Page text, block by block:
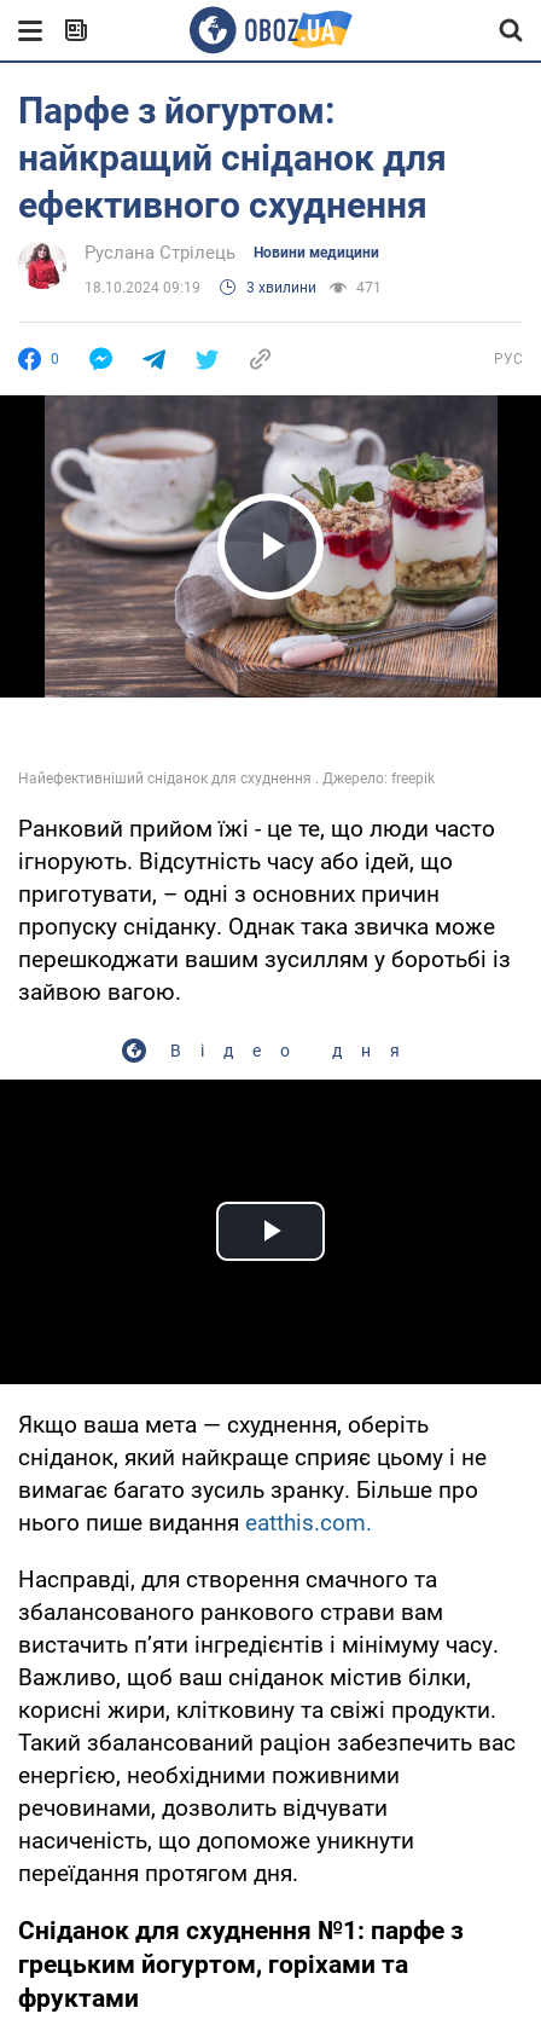
Парфе з йогуртом:
найкращий сніданок для
ефективного схуднення
Руслана Стрілець Новини медицини
18.10.2024 09:19 3 хвилини 471
0 РУС
Play Video
Ранковий прийом їжі - це те, що люди часто
ігнорують. Відсутність часу або ідей, що
приготувати, – одні з основних причин
пропуску сніданку. Однак така звичка може
перешкоджати вашим зусиллям у боротьбі із
зайвою вагою.
Відео дня
Play Video
Якщо ваша мета — схуднення, оберіть
сніданок, який найкраще сприяє цьому і не
вимагає багато зусиль зранку. Більше про
нього пише видання eatthis.com.
Насправді, для створення смачного та
збалансованого ранкового страви вам
вистачить п’яти інгредієнтів і мінімуму часу.
Важливо, щоб ваш сніданок містив білки,
корисні жири, клітковину та свіжі продукти.
Такий збалансований раціон забезпечить вас
енергією, необхідними поживними
речовинами, дозволить відчувати
насиченість, що допоможе уникнути
переїдання протягом дня.
Сніданок для схуднення №1: парфе з
грецьким йогуртом, горіхами та
фруктами